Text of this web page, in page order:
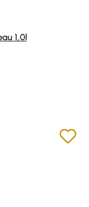
1,0l